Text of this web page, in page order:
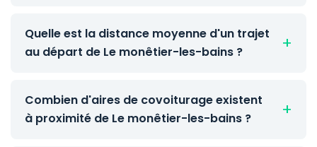
Quelle est la distance moyenne d'un trajet
au départ de Le monêtier-les-bains ?
Combien d'aires de covoiturage existent
à proximité de Le monêtier-les-bains ?